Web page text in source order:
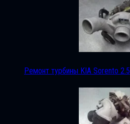
Ремонт турбины KIA Sorento 2.5